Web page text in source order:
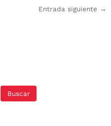
Entrada siguiente →
Buscar